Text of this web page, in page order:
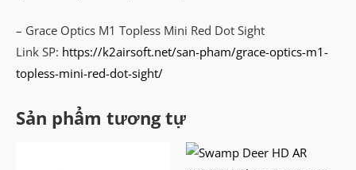
số
lượng
– Grace Optics M1 Topless Mini Red Dot Sight
Link SP: https://k2airsoft.net/san-pham/grace-optics-m1-
topless-mini-red-dot-sight/
Sản phẩm tương tự